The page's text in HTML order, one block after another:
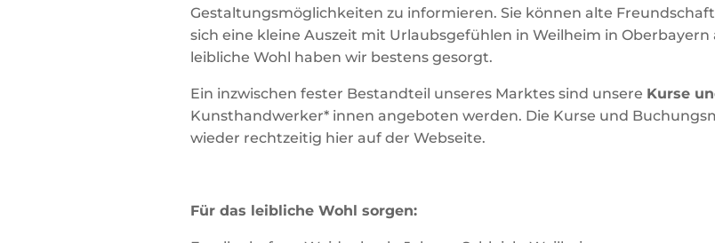
Gestaltungsmöglichkeiten zu informieren. Sie können alte
sich eine kleine Auszeit mit Urlaubsgefühlen in Weilheim in
leibliche Wohl haben wir bestens gesorgt.
Ein inzwischen fester Bestandteil unseres Marktes sind unsere Kurse
Kunsthandwerker* innen angeboten werden. Die Kurse und
wieder rechtzeitig hier auf der Webseite.
Für das leibliche Wohl sorgen: